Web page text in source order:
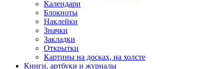
Календари
Блокноты
Наклейки
Значки
Закладки
Открытки
Картины на досках, на холсте
Книги, артбуки и журналы